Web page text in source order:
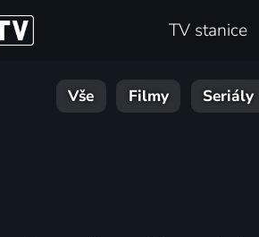
TV stanice
Vše Filmy Seriály